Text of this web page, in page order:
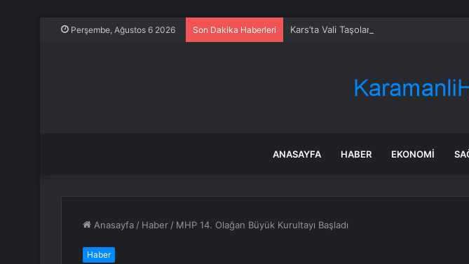
Perşembe, Ağustos 6 2026 Son Dakika Haberleri Kars’ta Vali Taşolar’ın aracında kaza
ANASAYFA HABER EKONOMI
Anasayfa / Haber / MHP 14. Olağan Büyük Kurultayı Başladı
Haber